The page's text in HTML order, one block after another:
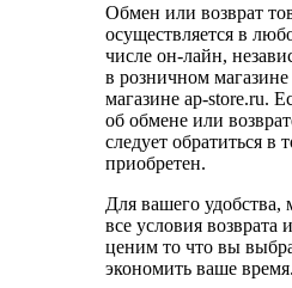
Обмен или возврат
осуществляется в
числе он-лайн,
в розничном
магазине ap-store.ru.
об обмене или
следует обратиться в
приобретен.
Для вашего
все условия
ценим то что вы
экономить ваше время.